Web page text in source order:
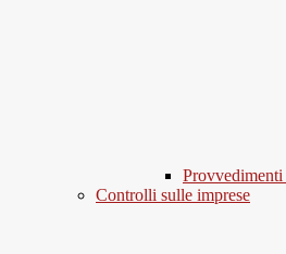
Controlli sulle imprese